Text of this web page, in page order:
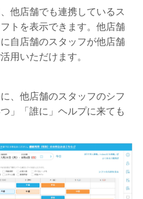
他店舗でも連携しているス
トを表示できます。他店舗
自店舗のスタッフが他店舗
用いただけます。
、他店舗のスタッフのシフ
」「誰に」ヘルプに来ても